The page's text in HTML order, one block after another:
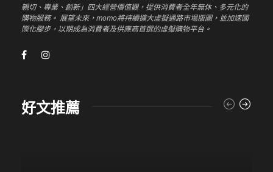
親切、專業、創新」四大經營價值觀，提供消費者全年無休、多元化的
購物服務。 展望未來，momo將持續擴大虛擬通路市場版圖，並加速國
際化腳步，以期成為消費者及供應商首選的虛擬購物平台。
好文推薦